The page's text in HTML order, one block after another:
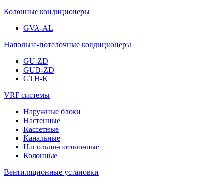
Колонные кондиционеры
GVA-AL
Напольно-потолочные кондиционеры
GU-ZD
GUD-ZD
GTH-K
VRF системы
Наружные блоки
Настенные
Кассетные
Канальные
Напольно-потолочные
Колонные
Вентиляционные установки